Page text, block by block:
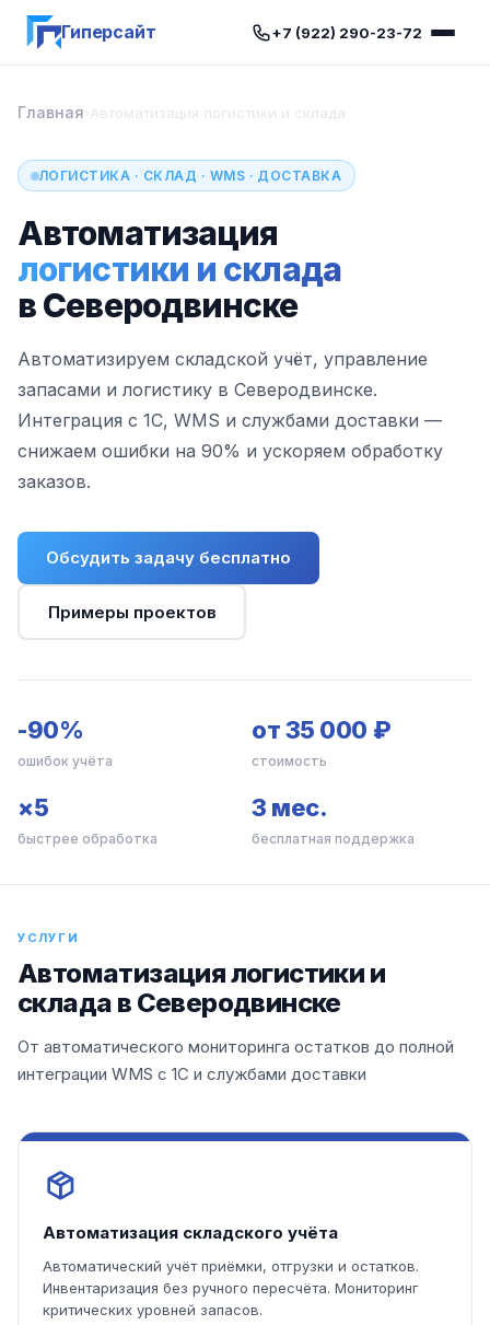
Гиперсайт +7 (922) 290-23-72
Главная›Автоматизация логистики и склада
ЛОГИСТИКА · СКЛАД · WMS · ДОСТАВКА
Автоматизация
логистики и склада
в Северодвинске
Автоматизируем складской учёт, управление
запасами и логистику в Северодвинске.
Интеграция с 1С, WMS и службами доставки —
снижаем ошибки на 90% и ускоряем обработку
заказов.
Обсудить задачу бесплатно
Примеры проектов
-90%
ошибок учёта
от 35 000 ₽
стоимость
×5
быстрее обработка
3 мес.
бесплатная поддержка
УСЛУГИ
Автоматизация логистики и
склада в Северодвинске
От автоматического мониторинга остатков до полной
интеграции WMS с 1С и службами доставки
Автоматизация складского учёта
Автоматический учёт приёмки, отгрузки и остатков.
Инвентаризация без ручного пересчёта. Мониторинг
критических уровней запасов.